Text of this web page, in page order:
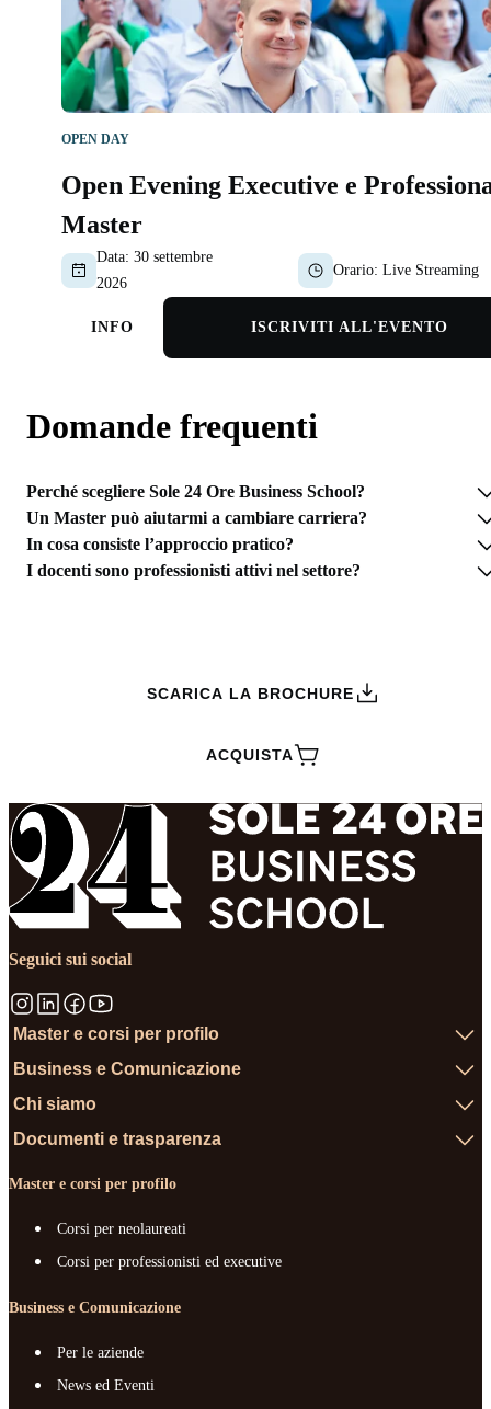
OPEN DAY
Open Evening Executive e
Master
Data: 30 settembre
2026
Orario: Live Streaming
INFO ISCRIVITI ALL'EVENTO
Domande frequenti
Perché scegliere Sole 24 Ore Business School?
Un Master può aiutarmi a cambiare carriera?
In cosa consiste l’approccio pratico?
I docenti sono professionisti attivi nel settore?
SCARICA LA BROCHURE
ACQUISTA
Seguici sui social
Master e corsi per profilo
Business e Comunicazione
Chi siamo
Documenti e trasparenza
Master e corsi per profilo
Corsi per neolaureati
Corsi per professionisti ed executive
Business e Comunicazione
Per le aziende
News ed Eventi